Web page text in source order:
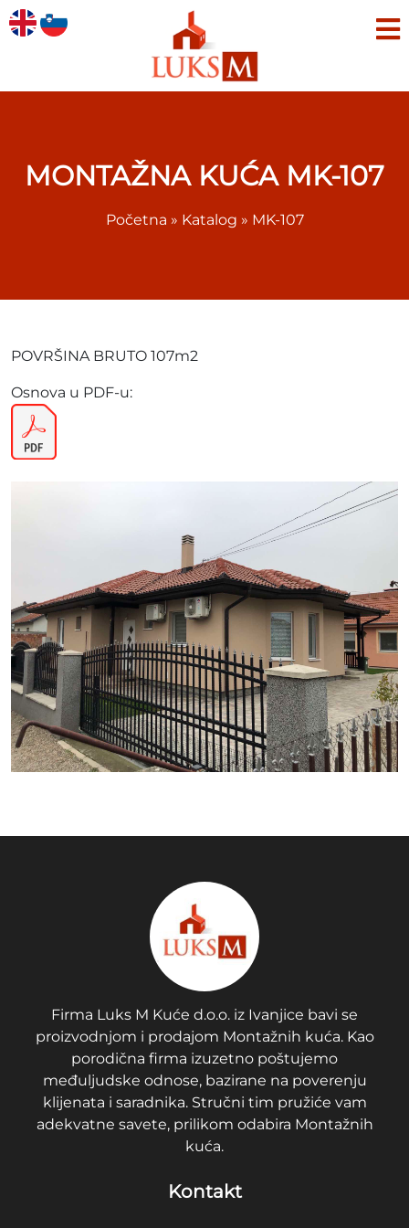
MONTAŽNA KUĆA MK-107
Početna » Katalog » MK-107
POVRŠINA BRUTO 107m2
Osnova u PDF-u:
Firma Luks M Kuće d.o.o. iz Ivanjice bavi se
proizvodnjom i prodajom Montažnih kuća. Kao
porodična firma izuzetno poštujemo
međuljudske odnose, bazirane na poverenju
klijenata i saradnika. Stručni tim pružiće vam
adekvatne savete, prilikom odabira Montažnih
kuća.
Kontakt